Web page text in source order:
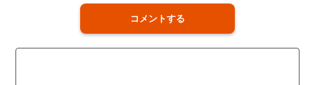
コメントする